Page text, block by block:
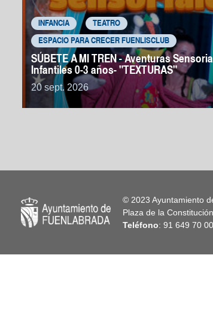
INFANCIA TEATRO
ESPACIO PARA CRECER FUENLISCLUB
SÚBETE A MI TREN - Aventuras
Infantiles 0-3 años- "TEXTURAS"
20 sept. 2026
© 2023 Ayuntamiento
Plaza de la
Teléfono: 91 649 70 00